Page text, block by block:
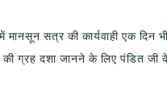
सत्र की कार्यवाही एक दिन
की ग्रह दशा जानने के लिए पंडित